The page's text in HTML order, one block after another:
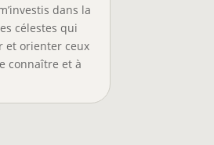
dans la
célestes qui
et orienter ceux
connaître et à